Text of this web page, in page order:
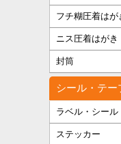
フチ糊圧着はが
ニス圧着はがき
封筒
シール・テー
ラベル・シール
ステッカー